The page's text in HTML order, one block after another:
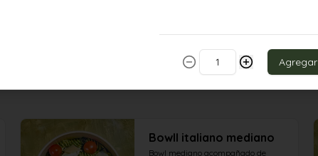
BowlI italiano mediano
Bowl mediano acompañado de
Agregar